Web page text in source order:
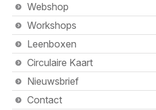
Webshop
Workshops
Leenboxen
Circulaire Kaart
Nieuwsbrief
Contact